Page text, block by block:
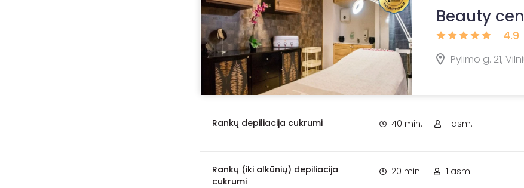
Beauty
4.9
Pylimo g. 21,
Rankų depiliacija cukrumi 40 min. 1 asm.
Rankų (iki alkūnių) depiliacija
cukrumi
20 min. 1 asm.